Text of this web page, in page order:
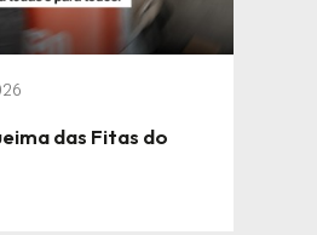
das Fitas do